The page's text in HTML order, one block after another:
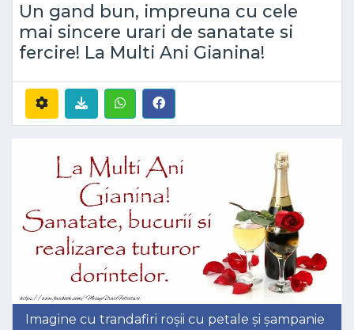
Un gand bun, impreuna cu cele
mai sincere urari de sanatate si
fercire! La Multi Ani Gianina!
Imagine cu trandafiri roșii cu petale și șampanie